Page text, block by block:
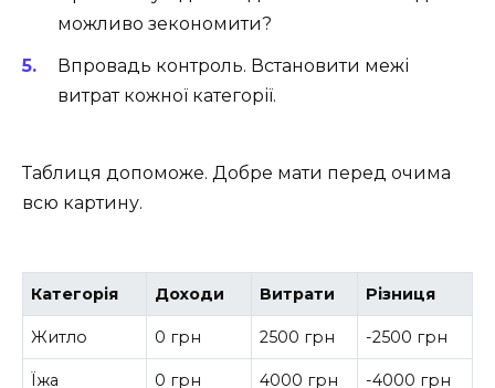
можливо зекономити?
Впровадь контроль. Встановити межі
витрат кожної категорії.
Таблиця допоможе. Добре мати перед очима
всю картину.
Категорія Доходи Витрати Різниця
Житло 0 грн 2500 грн -2500 грн
Їжа 0 грн 4000 грн -4000 грн